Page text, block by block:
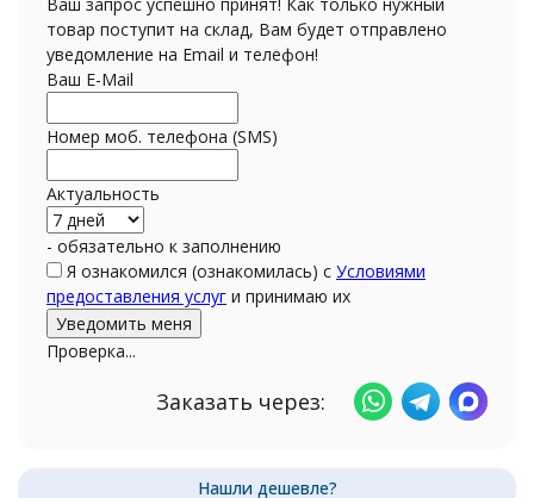
товар поступит на склад, Вам будет отправлено
уведомление на Email и телефон!
Ваш E-Mail
Номер моб. телефона (SMS)
Актуальность
- обязательно к заполнению
Я ознакомился (ознакомилась) с Условиями
предоставления услуг и принимаю их
Проверка...
Заказать через: